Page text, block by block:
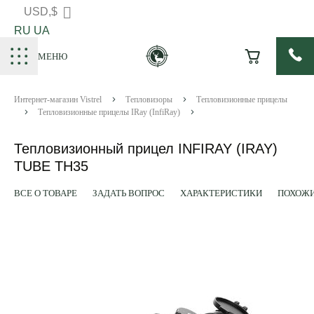
USD,$
RU UA
МЕНЮ
Интернет-магазин Vistrel Тепловизоры
Тепловизионные прицелы
Тепловизионные прицелы IRay (InfiRay)
Тепловизионный прицел INFIRAY (IRAY)
TUBE TH35
ВСЕ О ТОВАРЕ ЗАДАТЬ ВОПРОС ХАРАКТЕРИСТИКИ